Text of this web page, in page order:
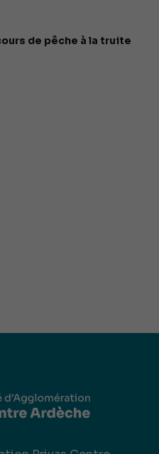
de pêche à la truite